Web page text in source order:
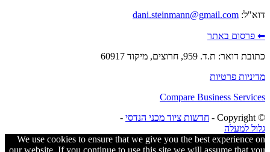
דוא"ל: dani.steinmann@gmail.com
⬅ פרסום באתר
כתובת דואר: ת.ד. 959, חרוצים, מיקוד 60917
מדיניות פרטיות
Compare Business Services
© ‫Copyright -
חדשות ציוד מכני הנדסי -
גלול למעלה
We use cookies to ensure that we give you the best experience on
our website. If you continue to use this site we will assume that you